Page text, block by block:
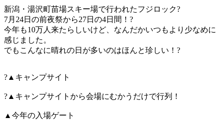
新潟・湯沢町苗場スキー場で行われたフジロック?
7月24日の前夜祭から27日の4日間！?
今年も10万人来たらしいけど、なんだかいつもより少なめに
感じました。
でもこんなに晴れの日が多いのはほんと珍しい！?
?▲キャンプサイト
?▲キャンプサイトから会場にむかうだけで行列！
▲今年の入場ゲート